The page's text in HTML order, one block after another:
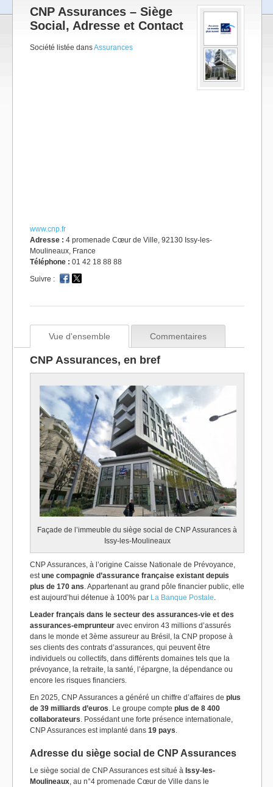
CNP Assurances – Siège
Social, Adresse et Contact
Société listée dansAssurances
www.cnp.fr
Adresse : 4 promenade Cœur de Ville, 92130 Issy-les-
Moulineaux, France
Téléphone : 01 42 18 88 88
Suivre :
Vue d'ensemble Commentaires
CNP Assurances, en bref
Façade de l’immeuble du siège social de CNP Assurances à
Issy-les-Moulineaux
CNP Assurances, à l’origine Caisse Nationale de Prévoyance,
estune compagnie d’assurance française existant depuis
plus de 170 ans. Appartenant au grand pôle financier public, elle
est aujourd’hui détenue à 100% par La Banque Postale.
Leader français dans le secteur des assurances-vie et des
assurances-emprunteur avec environ 43 millions d’assurés
dans le monde et 3ème assureur au Brésil, la CNP propose à
ses clients des contrats d’assurances, qui peuvent être
individuels ou collectifs, dans différents domaines tels que la
prévoyance, la retraite, la santé, l’épargne, la dépendance ou
encore les risques financiers.
En 2025, CNP Assurances a généré un chiffre d’affaires de plus
de 39 milliards d’euros. Le groupe compte plus de 8 400
collaborateurs. Possédant une forte présence internationale,
CNP Assurances est implanté dans 19 pays.
Adresse du siège social de CNP Assurances
Le siège social de CNP Assurances est situé à Issy-les-
Moulineaux, au n°4 promenade Cœur de Ville dans le